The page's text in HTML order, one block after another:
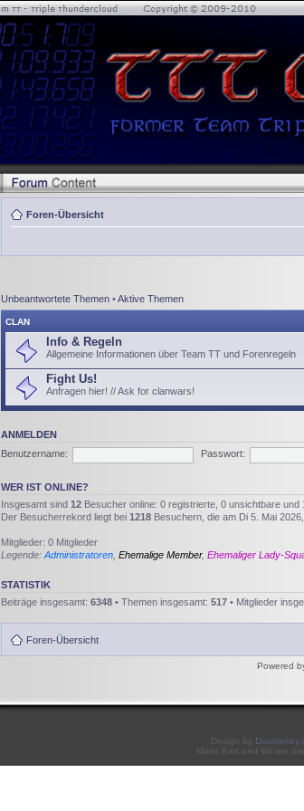
Foren-Übersicht
Unbeantwortete Themen •Aktive Themen
CLAN
Info & Regeln
Allgemeine Informationen über Team TT und Forenregeln
Fight Us!
Anfragen hier! // Ask for clanwars!
ANMELDEN
Benutzername:
Passwort:
WER IST ONLINE?
Insgesamt sind 12 Besucher online: 0 registrierte, 0 unsichtbare
Der Besucherrekord liegt bei 1218 Besuchern, die am Di 5. Mai
Mitglieder: 0 Mitglieder
Legende: Administratoren Ehemalige Member, Ehemaliger Lady-
STATISTIK
Beiträge insgesamt: 6348 • Themen insgesamt: 517 • Mitglieder
Foren-Übersicht
Powered
Design by
Mario Kart and Wii are